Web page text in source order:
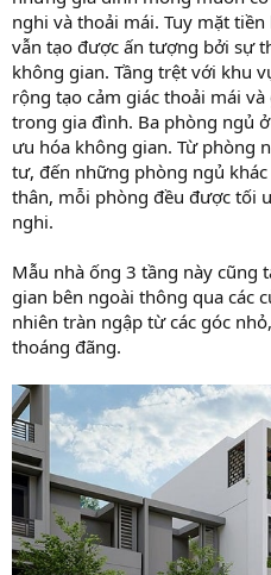
nghi và thoải mái. Tuy mặt
vẫn tạo được ấn tượng bởi sự
không gian. Tầng trệt với khu
rộng tạo cảm giác thoải mái
trong gia đình. Ba phòng ngủ
ưu hóa không gian. Từ phòng
tư, đến những phòng ngủ
thân, mỗi phòng đều được tối
nghi.
Mẫu nhà ống 3 tầng này cũng
gian bên ngoài thông qua các
nhiên tràn ngập từ các góc
thoáng đãng.